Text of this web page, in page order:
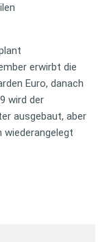
erwirbt die
Euro, danach
wird der
ausgebaut, aber
wiederangelegt